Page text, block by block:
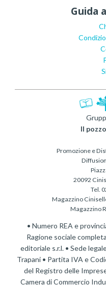
Guida
Il
Promozione e
20092
Tel.
Magazzino
Magazzino
• Numero REA e
Ragione sociale
editoriale s.r.l. • Sede
Trapani • Partita IVA e
del Registro delle
Camera di Commercio